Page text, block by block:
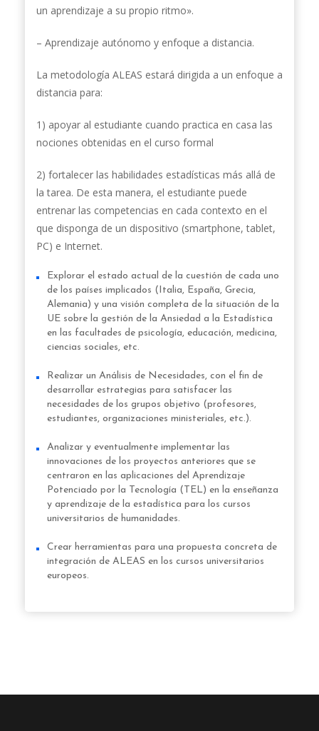
un aprendizaje a su propio ritmo».
– Aprendizaje autónomo y enfoque a distancia.
La metodología ALEAS estará dirigida a un enfoque a
distancia para:
1) apoyar al estudiante cuando practica en casa las
nociones obtenidas en el curso formal
2) fortalecer las habilidades estadísticas más allá de
la tarea. De esta manera, el estudiante puede
entrenar las competencias en cada contexto en el
que disponga de un dispositivo (smartphone, tablet,
PC) e Internet.
Explorar el estado actual de la cuestión de cada uno
de los países implicados (Italia, España, Grecia,
Alemania) y una visión completa de la situación de la
UE sobre la gestión de la Ansiedad a la Estadística
en las facultades de psicología, educación, medicina,
ciencias sociales, etc.
Realizar un Análisis de Necesidades, con el fin de
desarrollar estrategias para satisfacer las
necesidades de los grupos objetivo (profesores,
estudiantes, organizaciones ministeriales, etc.).
Analizar y eventualmente implementar las
innovaciones de los proyectos anteriores que se
centraron en las aplicaciones del Aprendizaje
Potenciado por la Tecnología (TEL) en la enseñanza
y aprendizaje de la estadística para los cursos
universitarios de humanidades.
Crear herramientas para una propuesta concreta de
integración de ALEAS en los cursos universitarios
europeos.